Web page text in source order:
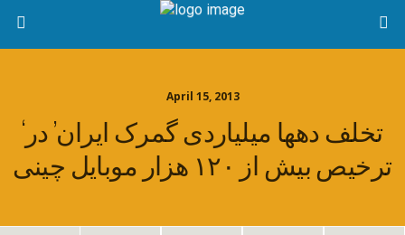
April 15, 2013
‘تخلف دهها میلیاردی گمرک ایران’ در
ترخیص بیش از ۱۲۰ هزار موبایل چینی